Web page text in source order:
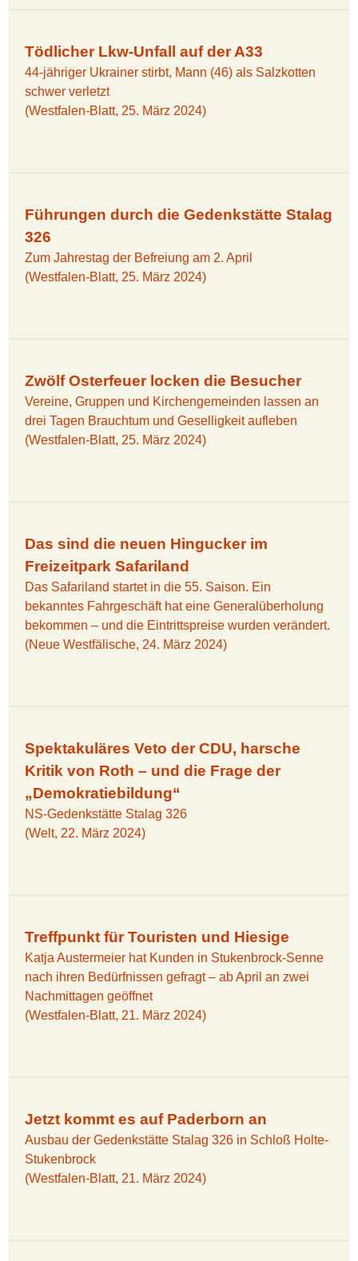
Tödlicher Lkw-Unfall auf der A33
44-jähriger Ukrainer stirbt, Mann (46) als Salzkotten
schwer verletzt
(Westfalen-Blatt, 25. März 2024)
Führungen durch die Gedenkstätte Stalag
326
Zum Jahrestag der Befreiung am 2. April
(Westfalen-Blatt, 25. März 2024)
Zwölf Osterfeuer locken die Besucher
Vereine, Gruppen und Kirchengemeinden lassen an
drei Tagen Brauchtum und Geselligkeit aufleben
(Westfalen-Blatt, 25. März 2024)
Das sind die neuen Hingucker im
Freizeitpark Safariland
Das Safariland startet in die 55. Saison. Ein
bekanntes Fahrgeschäft hat eine Generalüberholung
bekommen – und die Eintrittspreise wurden verändert.
(Neue Westfälische, 24. März 2024)
Spektakuläres Veto der CDU, harsche
Kritik von Roth – und die Frage der
„Demokratiebildung“
NS-Gedenkstätte Stalag 326
(Welt, 22. März 2024)
Treffpunkt für Touristen und Hiesige
Katja Austermeier hat Kunden in Stukenbrock-Senne
nach ihren Bedürfnissen gefragt – ab April an zwei
Nachmittagen geöffnet
(Westfalen-Blatt, 21. März 2024)
Jetzt kommt es auf Paderborn an
Ausbau der Gedenkstätte Stalag 326 in Schloß Holte-
Stukenbrock
(Westfalen-Blatt, 21. März 2024)